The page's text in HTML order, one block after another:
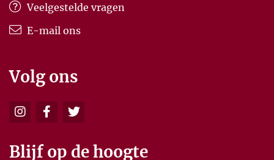
Veelgestelde vragen
E-mail ons
Volg ons
Blijf op de hoogte